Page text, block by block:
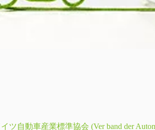
自動車産業標準協会 (Ver band der